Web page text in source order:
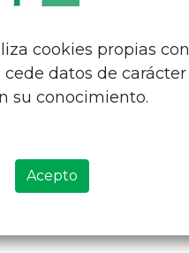
cookies propias con
datos de carácter
su conocimiento.
Acepto